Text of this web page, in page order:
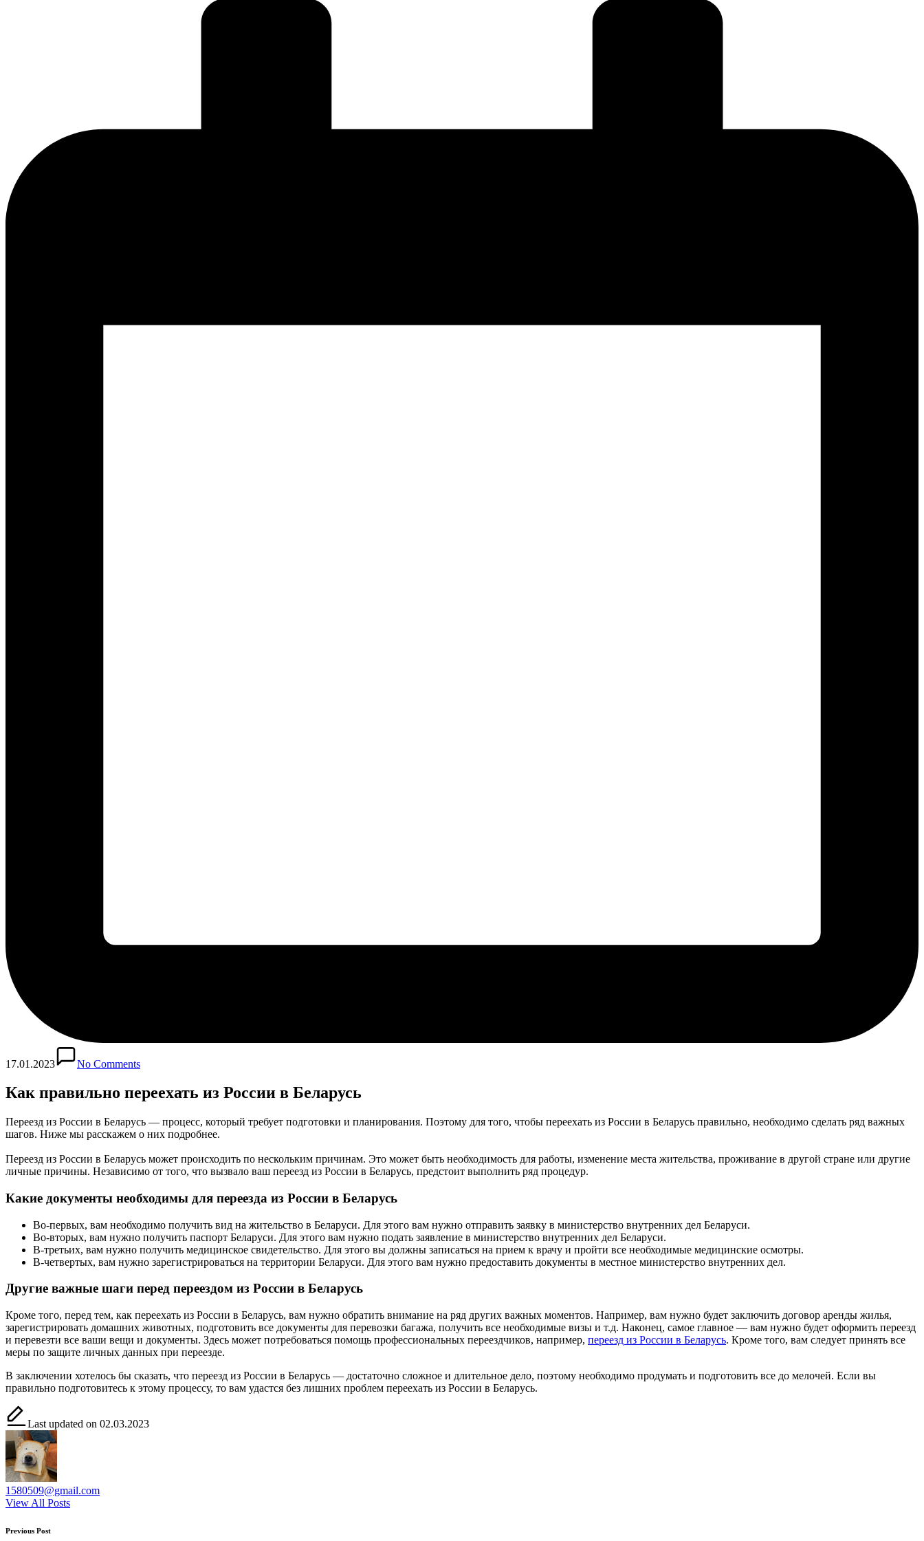
17.01.2023 No Comments
Как правильно переехать из России в Беларусь
Переезд из России в Беларусь — процесс, который требует подготовки и планирования. Поэтому для того, чтобы переехать из России в Беларусь правильно, необходимо сделать ряд важных
шагов. Ниже мы расскажем о них подробнее.
Переезд из России в Беларусь может происходить по нескольким причинам. Это может быть необходимость для работы, изменение места жительства, проживание в другой стране или другие
личные причины. Независимо от того, что вызвало ваш переезд из России в Беларусь, предстоит выполнить ряд процедур.
Какие документы необходимы для переезда из России в Беларусь
Во-первых, вам необходимо получить вид на жительство в Беларуси. Для этого вам нужно отправить заявку в министерство внутренних дел Беларуси.
Во-вторых, вам нужно получить паспорт Беларуси. Для этого вам нужно подать заявление в министерство внутренних дел Беларуси.
В-третьих, вам нужно получить медицинское свидетельство. Для этого вы должны записаться на прием к врачу и пройти все необходимые медицинские осмотры.
В-четвертых, вам нужно зарегистрироваться на территории Беларуси. Для этого вам нужно предоставить документы в местное министерство внутренних дел.
Другие важные шаги перед переездом из России в Беларусь
Кроме того, перед тем, как переехать из России в Беларусь, вам нужно обратить внимание на ряд других важных моментов. Например, вам нужно будет заключить договор аренды жилья,
зарегистрировать домашних животных, подготовить все документы для перевозки багажа, получить все необходимые визы и т.д. Наконец, самое главное — вам нужно будет оформить переезд
и перевезти все ваши вещи и документы. Здесь может потребоваться помощь профессиональных переездчиков, например, переезд из России в Беларусь. Кроме того, вам следует принять все
меры по защите личных данных при переезде.
В заключении хотелось бы сказать, что переезд из России в Беларусь — достаточно сложное и длительное дело, поэтому необходимо продумать и подготовить все до мелочей. Если вы
правильно подготовитесь к этому процессу, то вам удастся без лишних проблем переехать из России в Беларусь.
Last updated on 02.03.2023
1580509@gmail.com
View All Posts
Post
Previous Post